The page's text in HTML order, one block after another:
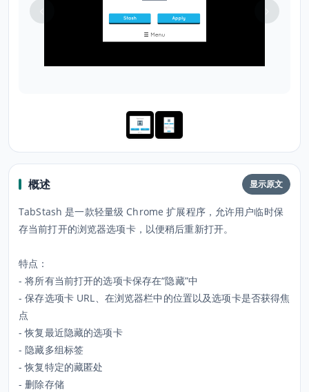
概述 显示原文
TabStash 是一款轻量级 Chrome 扩展程序，允许用户临时保
存当前打开的浏览器选项卡，以便稍后重新打开。
特点：
- 将所有当前打开的选项卡保存在“隐藏”中
- 保存选项卡 URL、在浏览器栏中的位置以及选项卡是否获得焦
点
- 恢复最近隐藏的选项卡
- 隐藏多组标签
- 恢复特定的藏匿处
- 删除存储